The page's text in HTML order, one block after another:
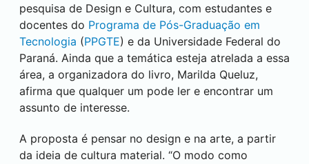
pesquisa de Design e Cultura, com estudantes e
docentes do Programa de Pós-Graduação em
Tecnologia (PPGTE) e da Universidade Federal do
Paraná. Ainda que a temática esteja atrelada a essa
área, a organizadora do livro, Marilda Queluz,
afirma que qualquer um pode ler e encontrar um
assunto de interesse.
A proposta é pensar no design e na arte, a partir
da ideia de cultura material. “O modo como